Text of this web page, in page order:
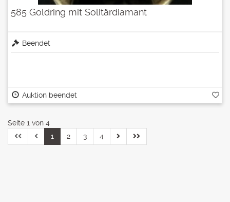
585 Goldring mit Solitärdiamant
Beendet
Auktion beendet
Seite 1 von 4
1
2 3 4